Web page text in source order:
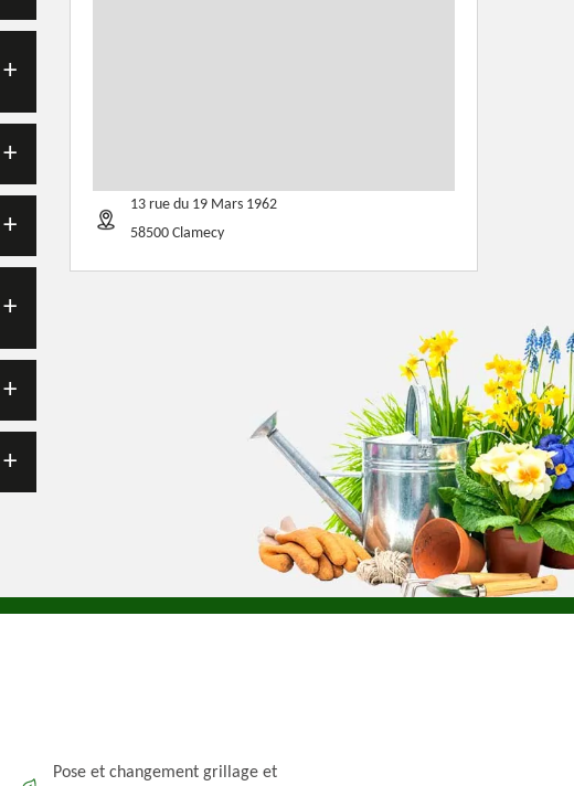
13 rue du 19 Mars 1962
58500 Clamecy
Pose et changement grillage et